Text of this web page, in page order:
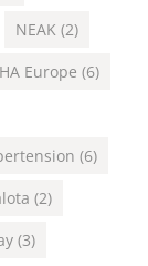
NEAK (2)
Europe (6)
(6)
(2)
(3)